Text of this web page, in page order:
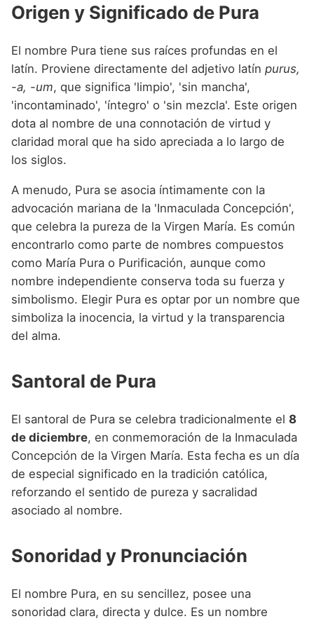
Nombres de Niña que empiezan por U
Nombres de Niña que empiezan por W
Nombres de Niña que empiezan por X
Nombres de Niña que empiezan por Y
Nombres de Niña que empiezan por Z
Origen y Significado de Pura
El nombre Pura tiene sus raíces profundas en el
latín. Proviene directamente del adjetivo latín purus,
-a, -um, que significa 'limpio', 'sin mancha',
'incontaminado', 'íntegro' o 'sin mezcla'. Este origen
dota al nombre de una connotación de virtud y
claridad moral que ha sido apreciada a lo largo de
los siglos.
A menudo, Pura se asocia íntimamente con la
advocación mariana de la 'Inmaculada Concepción',
que celebra la pureza de la Virgen María. Es común
encontrarlo como parte de nombres compuestos
como María Pura o Purificación, aunque como
nombre independiente conserva toda su fuerza y
simbolismo. Elegir Pura es optar por un nombre que
simboliza la inocencia, la virtud y la transparencia
del alma.
Santoral de Pura
El santoral de Pura se celebra tradicionalmente el 8
de diciembre, en conmemoración de la Inmaculada
Concepción de la Virgen María. Esta fecha es un día
de especial significado en la tradición católica,
reforzando el sentido de pureza y sacralidad
asociado al nombre.
Sonoridad y Pronunciación
El nombre Pura, en su sencillez, posee una
sonoridad clara, directa y dulce. Es un nombre